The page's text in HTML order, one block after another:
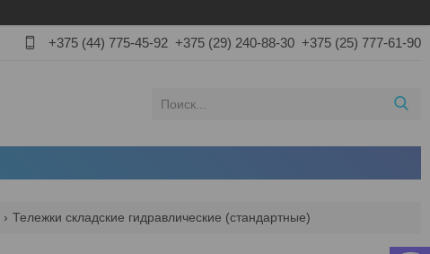
+375 (44) 775-45-92 +375 (29) 240-88-30 +375 (25) 777-61-90
Тележки складские гидравлические (стандартные)